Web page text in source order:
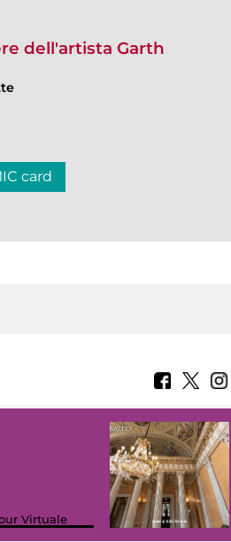
dell'artista Garth
card
Virtuale